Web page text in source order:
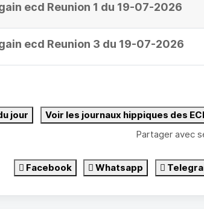
ecd Reunion 1 du 19-07-2026
ecd Reunion 3 du 19-07-2026
jour
Voir les journaux hippiques des
Partager avec
Facebook Whatsapp